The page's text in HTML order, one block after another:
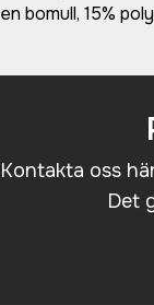
bomull, 15%
Kontakta oss
Det